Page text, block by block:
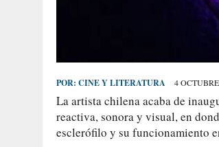
POR: CINE Y LITERATURA 4
La artista chilena acaba de
reactiva, sonora y visual, en
esclerófilo y su funcionamiento